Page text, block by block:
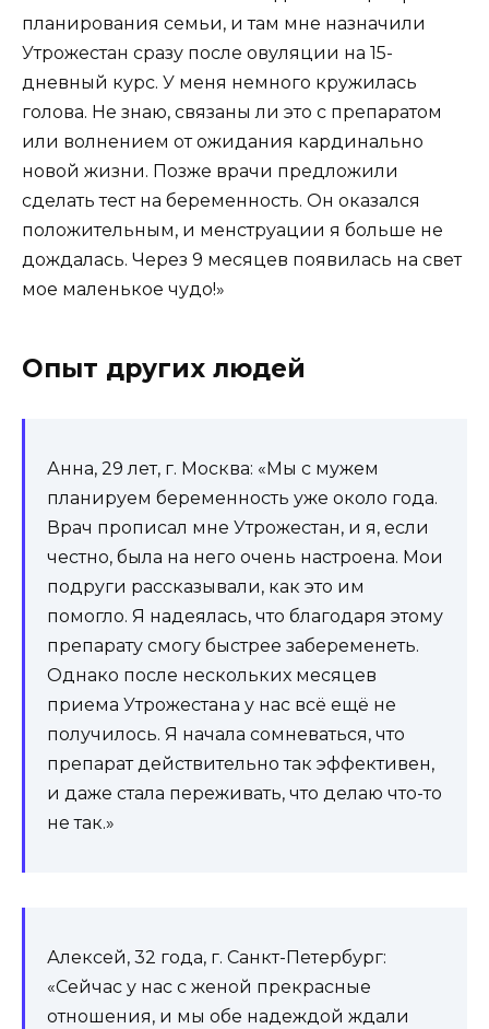
планирования семьи, и там мне назначили
Утрожестан сразу после овуляции на 15-
дневный курс. У меня немного кружилась
голова. Не знаю, связаны ли это с препаратом
или волнением от ожидания кардинально
новой жизни. Позже врачи предложили
сделать тест на беременность. Он оказался
положительным, и менструации я больше не
дождалась. Через 9 месяцев появилась на свет
мое маленькое чудо!»
Опыт других людей
Анна, 29 лет, г. Москва: «Мы с мужем
планируем беременность уже около года.
Врач прописал мне Утрожестан, и я, если
честно, была на него очень настроена. Мои
подруги рассказывали, как это им
помогло. Я надеялась, что благодаря этому
препарату смогу быстрее забеременеть.
Однако после нескольких месяцев
приема Утрожестана у нас всё ещё не
получилось. Я начала сомневаться, что
препарат действительно так эффективен,
и даже стала переживать, что делаю что-то
не так.»
Алексей, 32 года, г. Санкт-Петербург:
«Сейчас у нас с женой прекрасные
отношения, и мы обе надеждой ждали